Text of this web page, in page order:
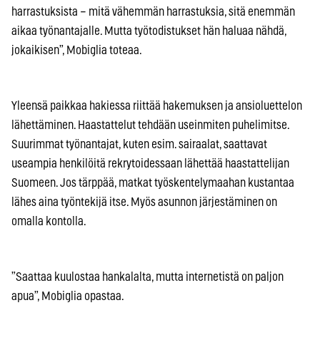
harrastuksista – mitä vähemmän harrastuksia, sitä enemmän
aikaa työnantajalle. Mutta työtodistukset hän haluaa nähdä,
jokaikisen”, Mobiglia toteaa.
Yleensä paikkaa hakiessa riittää hakemuksen ja ansioluettelon
lähettäminen. Haastattelut tehdään useinmiten puhelimitse.
Suurimmat työnantajat, kuten esim. sairaalat, saattavat
useampia henkilöitä rekrytoidessaan lähettää haastattelijan
Suomeen. Jos tärppää, matkat työskentelymaahan kustantaa
lähes aina työntekijä itse. Myös asunnon järjestäminen on
omalla kontolla.
”Saattaa kuulostaa hankalalta, mutta internetistä on paljon
apua”, Mobiglia opastaa.